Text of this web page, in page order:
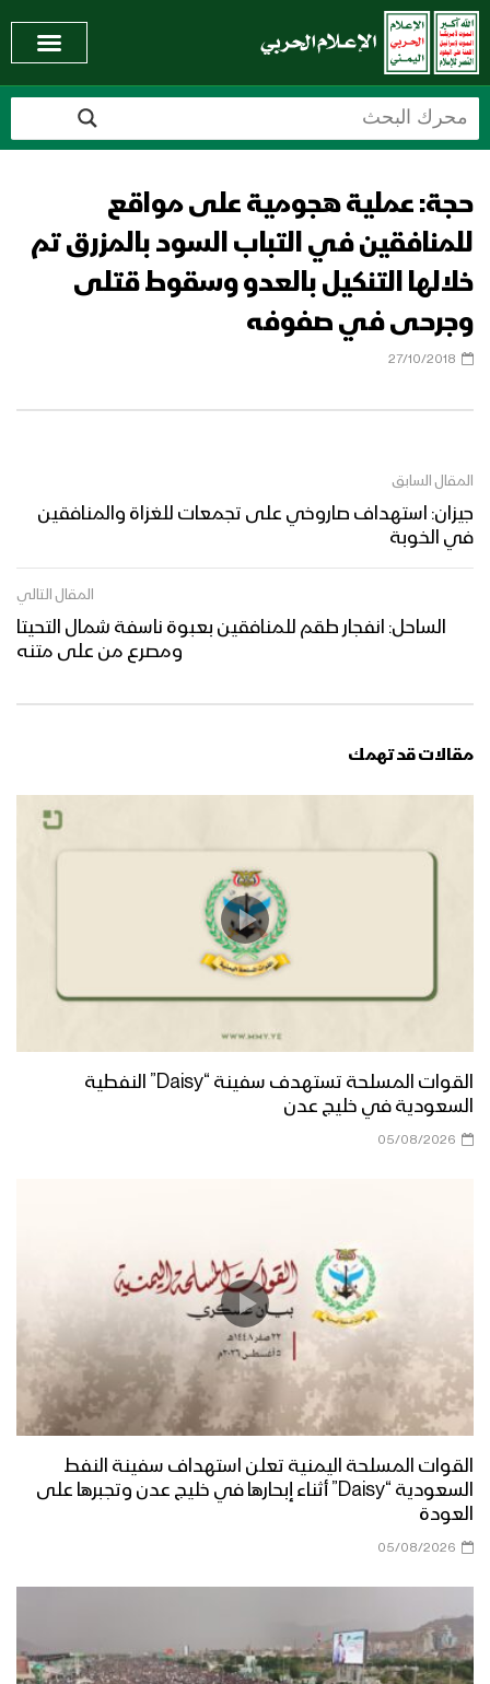
حجة: عملية هجومية على مواقع
للمنافقين في التباب السود بالمزرق تم
خلالها التنكيل بالعدو وسقوط قتلى
وجرحى في صفوفه
27/10/2018
المقال السابق
جيزان: استهداف صاروخي على تجمعات للغزاة والمنافقين
في الخوبة
المقال التالي
الساحل: انفجار طقم للمنافقين بعبوة ناسفة شمال التحيتا
ومصرع من على متنه
مقالات قد تهمك
القوات المسلحة تستهدف سفينة “Daisy” النفطية
السعودية في خليج عدن
05/08/2026
القوات المسلحة اليمنية تعلن استهداف سفينة النفط
السعودية “Daisy” أثناء إبحارها في خليج عدن وتجبرها على
العودة
05/08/2026